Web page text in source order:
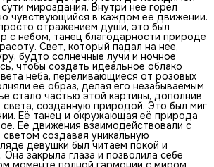
мироздания. Внутри нее горел
чувствующийся в каждом её движении.
отражением души, это был
с небом, танец благодарности природе
Свет, который падал на нее,
будто солнечные лучи и ночное
чтобы создать идеальное облако
неба, переливающиеся от розовых
её образ, делая его незабываемым
стало частью этой картины, дополнив
созданную природой. Это был миг
Её танец и окружающая её природа
Её движения взаимодействовали с
создавая уникальную
девушки был читаем покой и
закрыла глаза и позволила себе